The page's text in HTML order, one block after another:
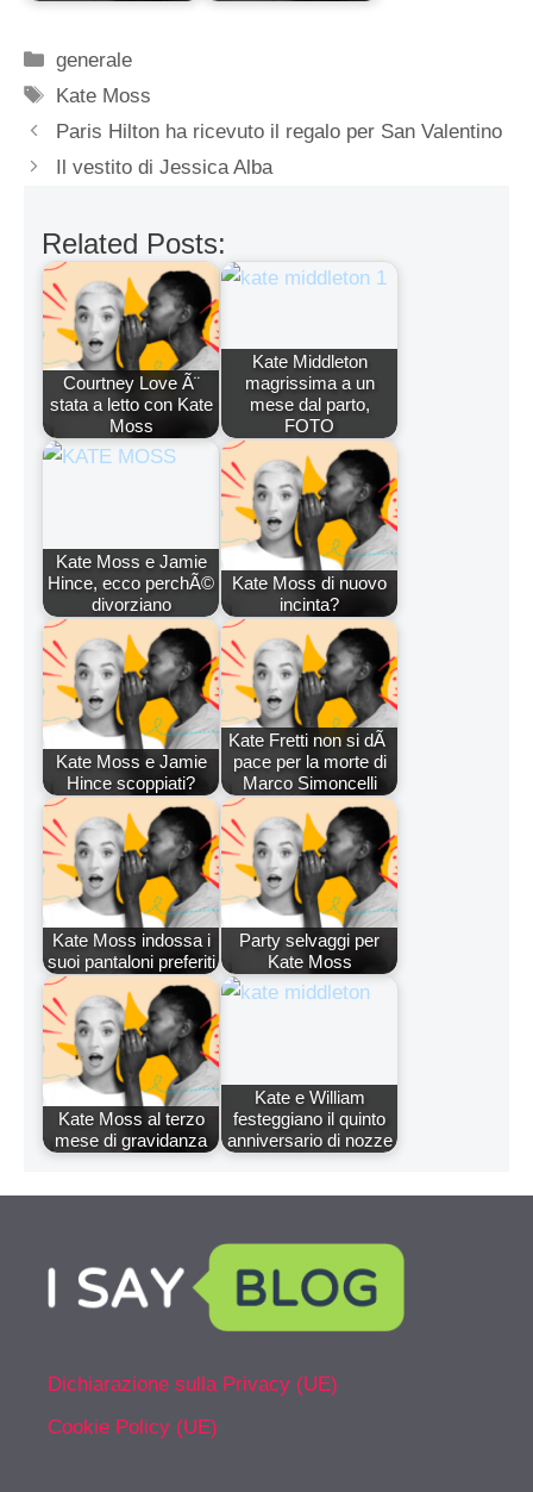
Categorie
generale
Tag
Kate Moss
Paris Hilton ha ricevuto il regalo per San Valentino
Il vestito di Jessica Alba
Related Posts:
Courtney Love Ã¨
stata a letto con Kate
Moss
Kate Middleton
magrissima a un
mese dal parto,
FOTO
Kate Moss e Jamie
Hince, ecco perchÃ©
divorziano
Kate Moss di nuovo
incinta?
Kate Moss e Jamie
Hince scoppiati?
Kate Fretti non si dÃ
pace per la morte di
Marco Simoncelli
Kate Moss indossa i
suoi pantaloni preferiti
Party selvaggi per
Kate Moss
Kate Moss al terzo
mese di gravidanza
Kate e William
festeggiano il quinto
anniversario di nozze
Dichiarazione sulla Privacy (UE)
Cookie Policy (UE)